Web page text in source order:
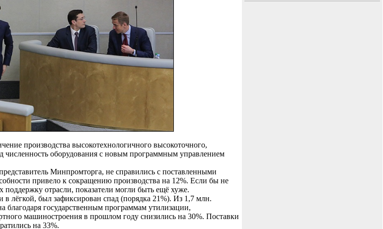
производства высокотехнологичного высокоточного,
численность оборудования с новым программным управлением
Минпромторга, не справились с поставленными
привело к сокращению производства на 12%. Если бы не
отрасли, показатели могли быть ещё хуже.
лёгкой, был зафиксирован спад (порядка 21%). Из 1,7 млн.
благодаря государственным программам утилизации,
машиностроения в прошлом году снизились на 30%. Поставки
на 33%.